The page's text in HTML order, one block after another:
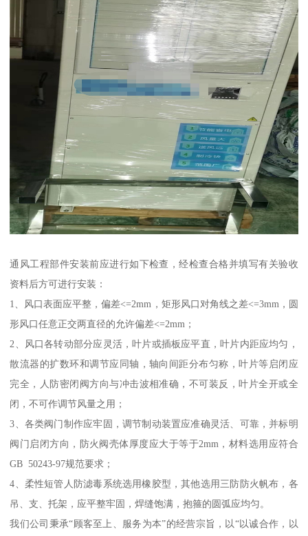
通风工程部件安装前应进行如下检查，经检查合格并填写有关验收
资料后方可进行安装：
1、风口表面应平整，偏差<=2mm，矩形风口对角线之差<=3mm，圆
形风口任意正交两直径的允许偏差<=2mm；
2、风口各转动部分应灵活，叶片或插板应平直，叶片内距应均匀，
散流器的扩数环和调节应同轴，轴向间距分布匀称，叶片等启闭应
完全，人防密闭阀方向与冲击波相准确，不可装反，叶片全开或全
闭，不可作调节风量之用；
3、各类阀门制作应牢固，调节制动装置应准确灵活、可靠，并标明
阀门启闭方向，防火阀壳体厚度应大于等于2mm，材料选用应符合
GB 50243-97规范要求；
4、柔性短管人防滤毒系统选用橡胶型，其他选用三防防火帆布，各
吊、支、托架，应平整牢固，焊缝饱满，抱箍的圆弧应均匀。
我们公司秉承“顾客至上、服务为本”的经营宗旨，以“以诚合作，以